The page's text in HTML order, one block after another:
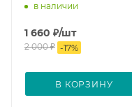
в наличии
1 660 ₽/шт
2 000₽ -17%
В КОРЗИНУ